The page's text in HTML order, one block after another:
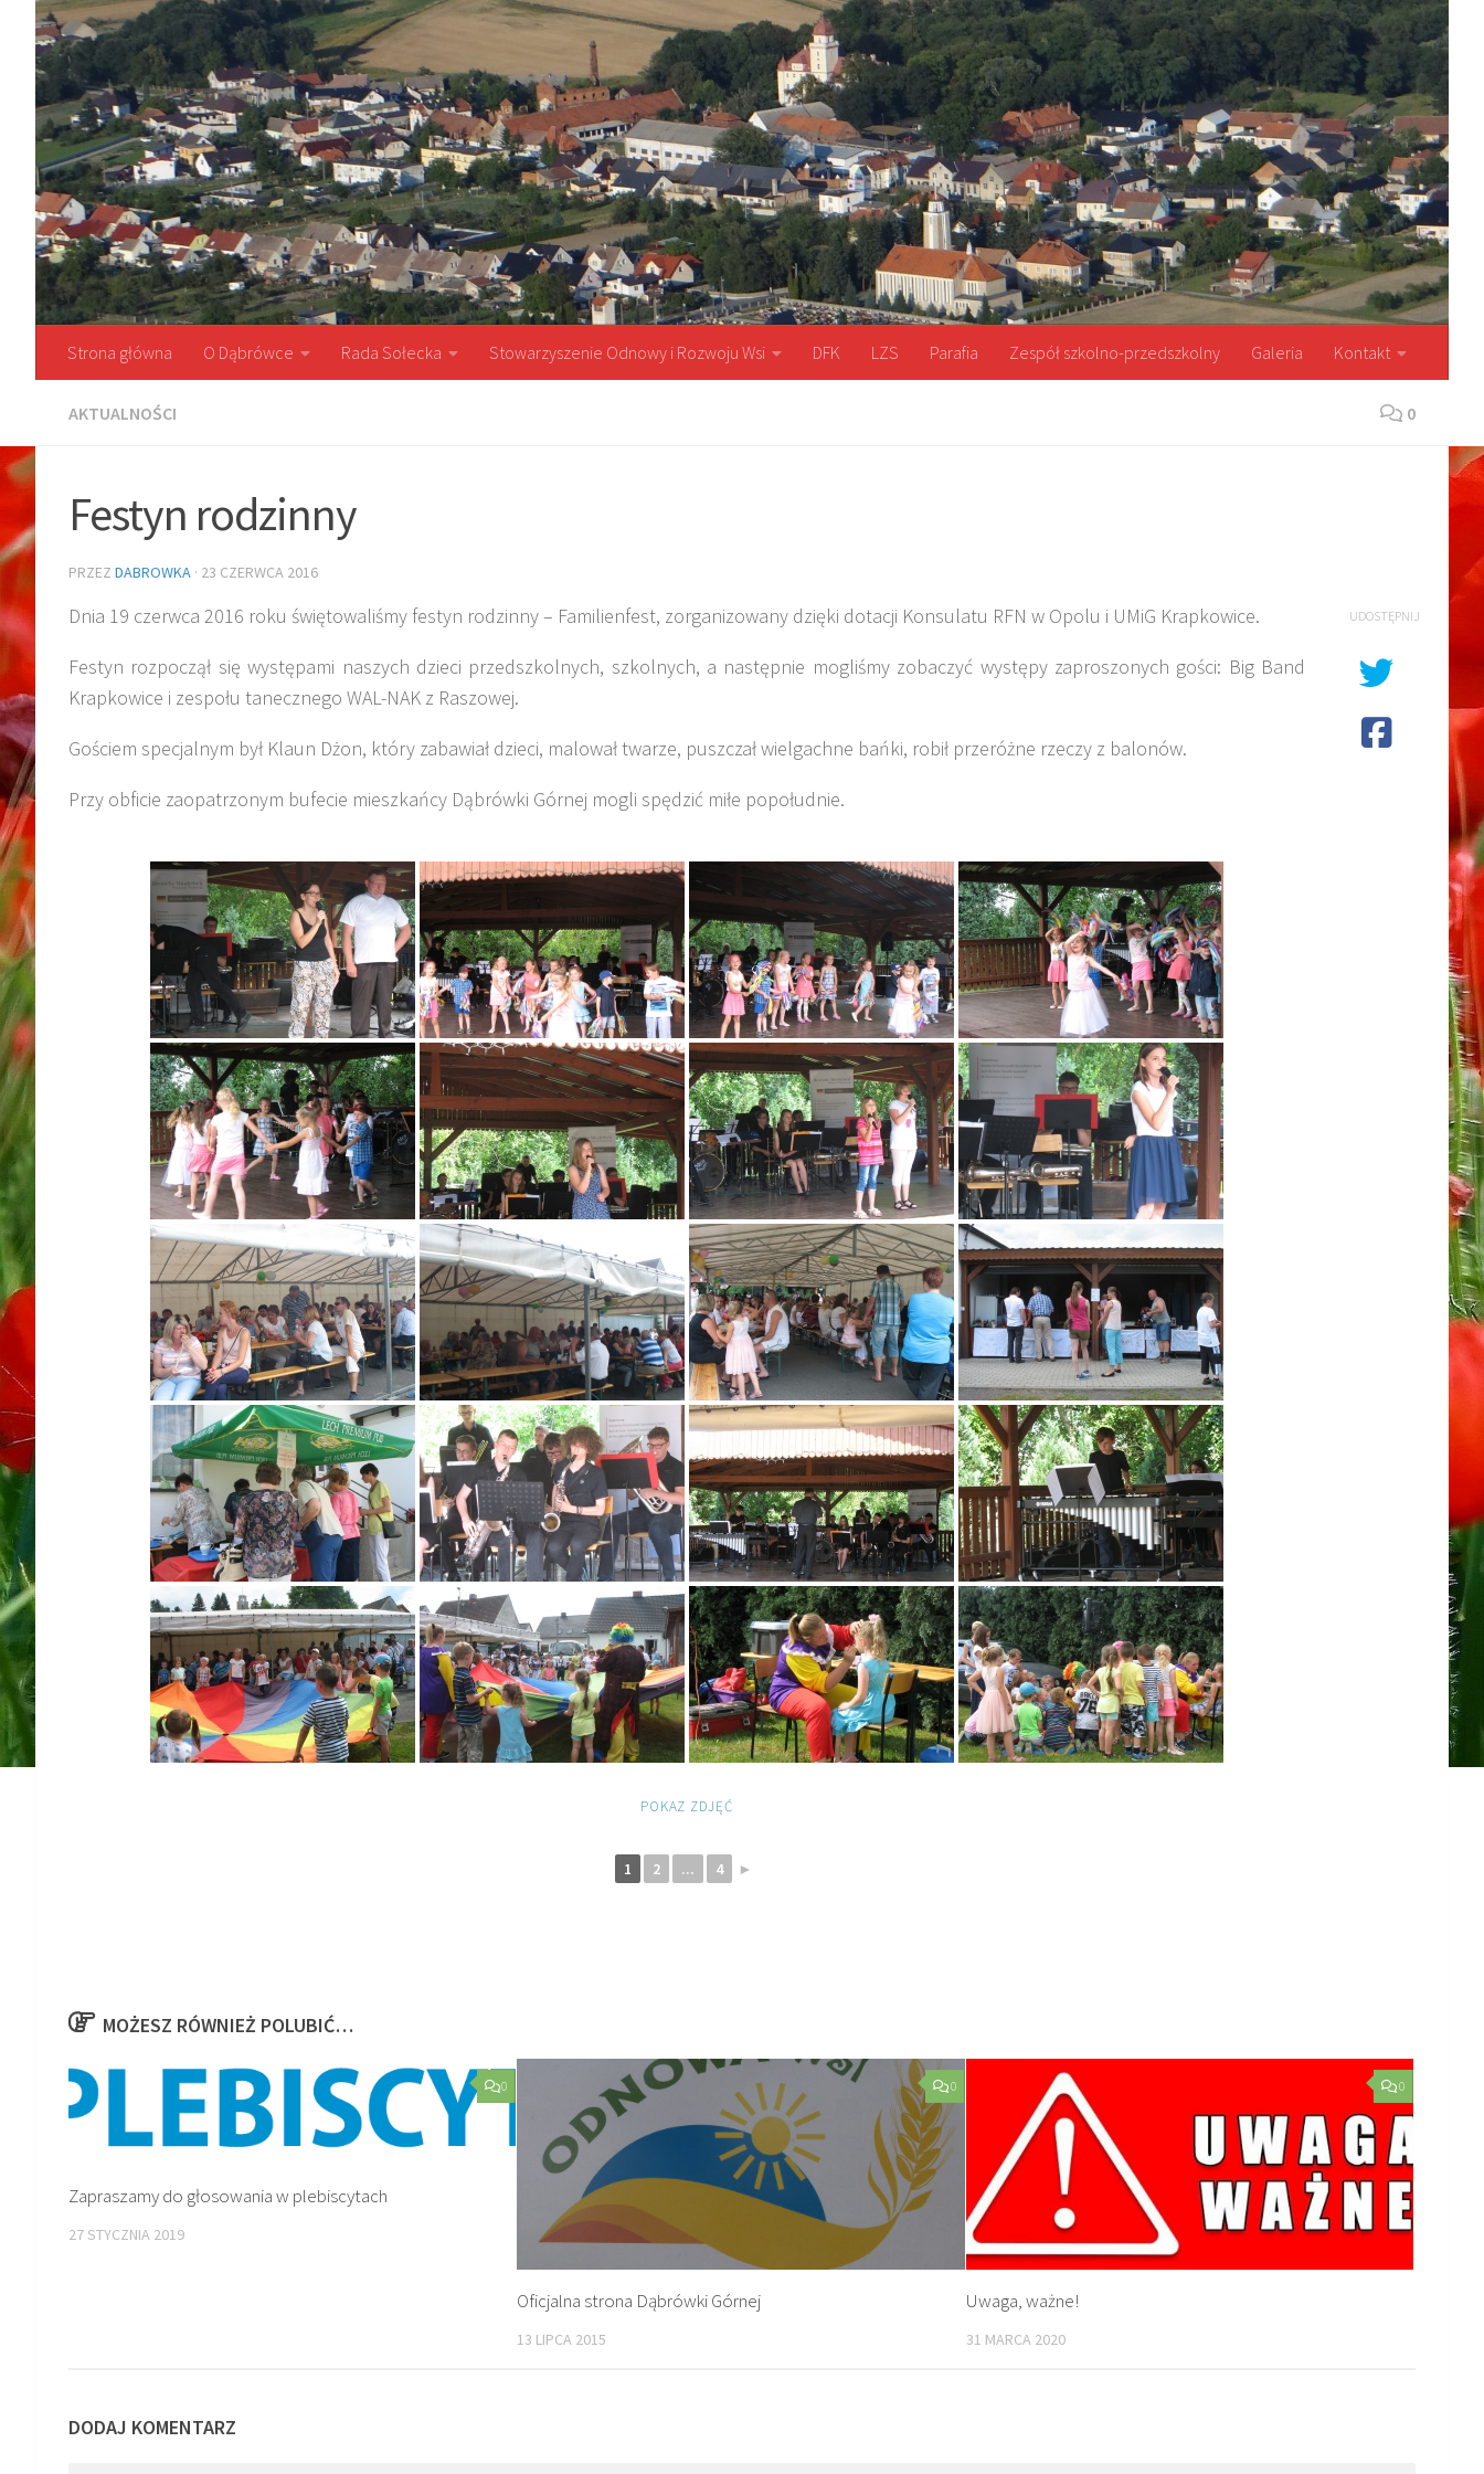
Przejdź do treści
Strona główna O Dąbrówce Rada Sołecka Stowarzyszenie Odnowy i Rozwoju Wsi DFK LZS Parafia Zespół szkolno-przedszkolny Galeria Kontakt
AKTUALNOŚCI 0
Festyn rodzinny
PRZEZ DABROWKA · 23 CZERWCA 2016
Dnia 19 czerwca 2016 roku świętowaliśmy festyn rodzinny – Familienfest, zorganizowany dzięki dotacji Konsulatu RFN w Opolu i UMiG Krapkowice.
Festyn rozpoczął się występami naszych dzieci przedszkolnych, szkolnych, a następnie mogliśmy zobaczyć występy zaproszonych gości: Big Band
Krapkowice i zespołu tanecznego WAL-NAK z Raszowej.
Gościem specjalnym był Klaun Dżon, który zabawiał dzieci, malował twarze, puszczał wielgachne bańki, robił przeróżne rzeczy z balonów.
Przy obficie zaopatrzonym bufecie mieszkańcy Dąbrówki Górnej mogli spędzić miłe popołudnie.
POKAZ ZDJĘĆ
1 2 ... 4 ►
UDOSTĘPNIJ
MOŻESZ RÓWNIEŻ POLUBIĆ…
0
Zapraszamy do głosowania w plebiscytach
27 STYCZNIA 2019
0
Oficjalna strona Dąbrówki Górnej
13 LIPCA 2015
0
Uwaga, ważne!
31 MARCA 2020
DODAJ KOMENTARZ